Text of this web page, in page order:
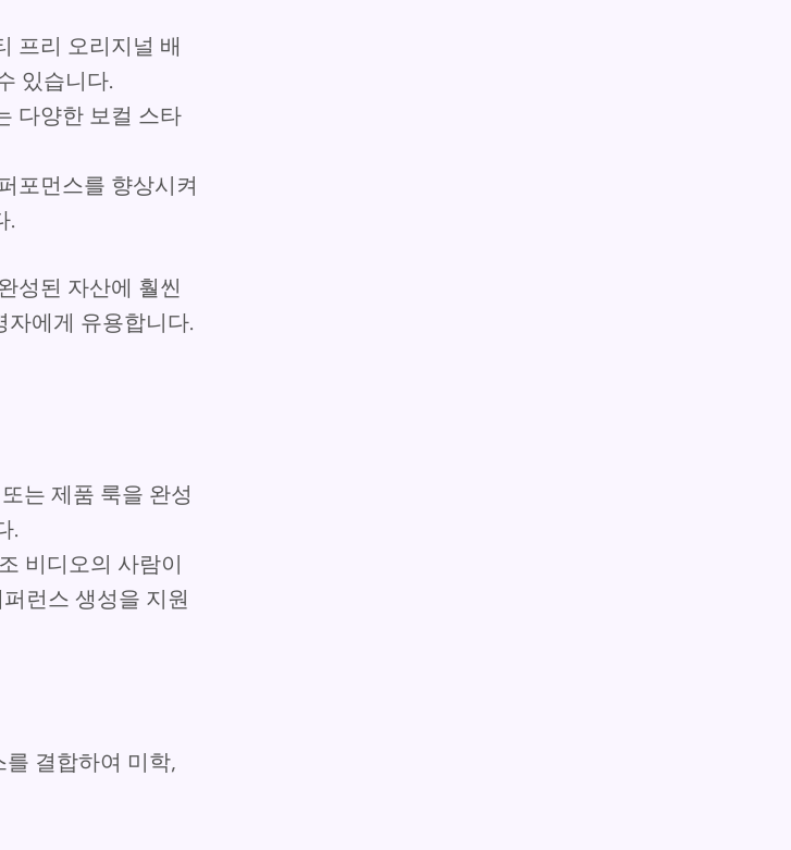
프리 오리지널 배
있습니다.
다양한 보컬 스타
포먼스를 향상시켜
.
성된 자산에 훨씬
자에게 유용합니다.
는 제품 룩을 완성
.
비디오의 사람이
런스 생성을 지원
결합하여 미학,